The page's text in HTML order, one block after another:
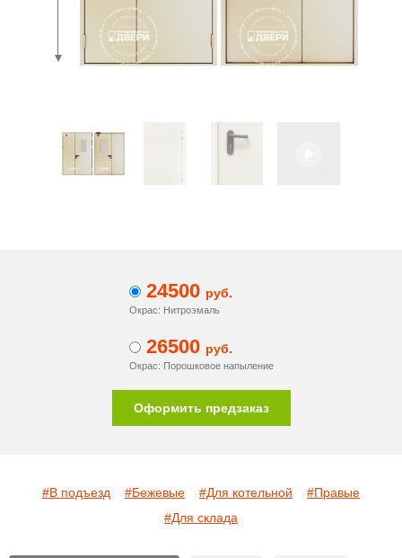
24500 руб.
Окрас: Нитроэмаль
26500 руб.
Окрас: Порошковое напыление
Оформить предзаказ
#В подъезд #Бежевые #Для котельной
#Правые
#Для склада